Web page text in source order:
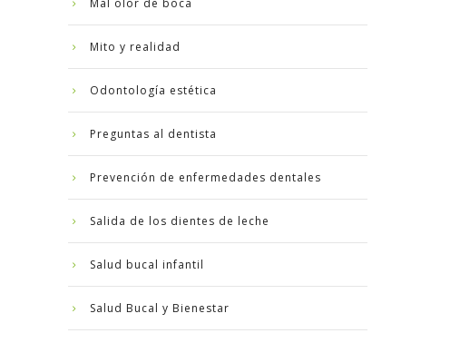
Mal olor de boca
Mito y realidad
Odontología estética
Preguntas al dentista
Prevención de enfermedades dentales
Salida de los dientes de leche
Salud bucal infantil
Salud Bucal y Bienestar